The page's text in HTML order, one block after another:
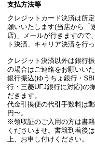
支払方法等
クレジットカード決済は所
願いいたします(当店から「
店)」メールが行きますので
ト決済、キャリア決済を行
クレジット決済以外は銀行
の場合はご連絡をお願いいた
銀行振込(ゆうちょ銀行・
行・三菱UFJ銀行に対応)の
だきます。
代金引換便の代引手数料は
円〜。
※領収証のご入用の方は書
くださいませ。書籍到着後
上、お申し付けください。